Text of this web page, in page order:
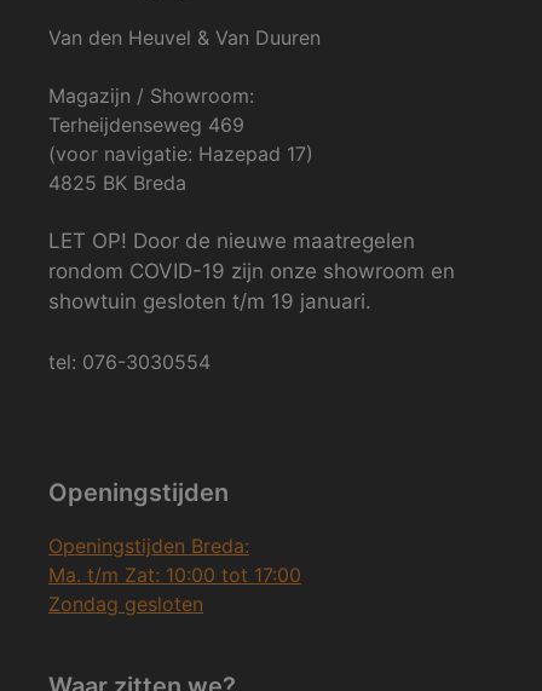
Van den Heuvel & Van Duuren
Magazijn / Showroom:
Terheijdenseweg 469
(voor navigatie: Hazepad 17)
4825 BK Breda
LET OP! Door de nieuwe maatregelen
rondom COVID-19 zijn onze showroom en
showtuin gesloten t/m 19 januari.
tel: 076-3030554
Openingstijden
Openingstijden Breda:
Ma. t/m Zat: 10:00 tot 17:00
Zondag gesloten